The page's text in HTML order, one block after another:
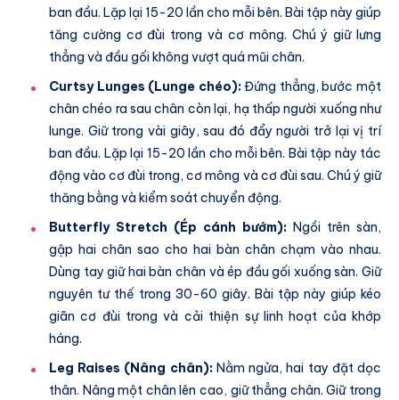
ban đầu. Lặp lại 15-20 lần cho mỗi bên. Bài tập này giúp
tăng cường cơ đùi trong và cơ mông. Chú ý giữ lưng
thẳng và đầu gối không vượt quá mũi chân.
Curtsy Lunges (Lunge chéo):Đứng thẳng, bước một
chân chéo ra sau chân còn lại, hạ thấp người xuống như
lunge. Giữ trong vài giây, sau đó đẩy người trở lại vị trí
ban đầu. Lặp lại 15-20 lần cho mỗi bên. Bài tập này tác
động vào cơ đùi trong, cơ mông và cơ đùi sau. Chú ý giữ
thăng bằng và kiểm soát chuyển động.
Butterfly Stretch (Ép cánh bướm): Ngồi trên sàn,
gập hai chân sao cho hai bàn chân chạm vào nhau.
Dùng tay giữ hai bàn chân và ép đầu gối xuống sàn. Giữ
nguyên tư thế trong 30-60 giây. Bài tập này giúp kéo
giãn cơ đùi trong và cải thiện sự linh hoạt của khớp
háng.
Leg Raises (Nâng chân):Nằm ngửa, hai tay đặt dọc
thân. Nâng một chân lên cao, giữ thẳng chân. Giữ trong